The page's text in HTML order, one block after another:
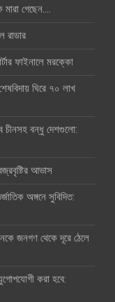
গেছেন….
রাডার
ফাইনালে মরক্কো
ঘিরে ৭০ লাখ
চীনসহ বন্ধু দেশগুলো:
আভাস
অঙ্গনে সুবিদিত:
জনগণ থেকে দূরে ঠেলে
করা হবে: